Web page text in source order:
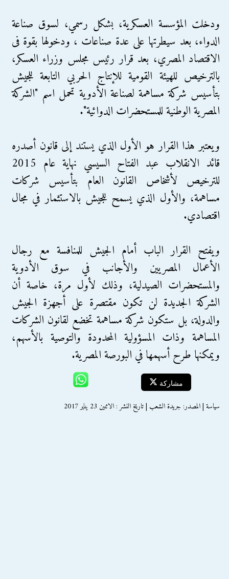
ودخلت المؤسسة العسكرية، بشكل رسمي، لسوق صناعة
الدواء، بعد سيطرتها على عدة صناعات ، ودخولها بقوة فى
الاقتصاد المصري، بعد قرار رئيس مجلس وزراء العسكر،
بالترخيص للهيئة القومية للإنتاج الحربي التابعة للجيش
بتأسيس شركة مساهمة لصناعة الأدوية تحمل اسم "الشركة
المصرية الوطنية للمستحضرات الدوائية".
ويعتبر هذا القرار هو الأول الذي يستند إلى قانون أصدره
قائد الانقلاب عبد الفتاح السيسي نهاية عام 2015
للترخيص لأشخاص القانون العام بتأسيس شركات
مساهمة، والأول الذي يسمح للجيش بالاستثمار في مجال
اقتصادي.
ويفتح القرار الباب أمام الجيش للمنافسة مع رجال
الأعمال المصريين والأجانب في سوق الأدوية
والمستحضرات الصيدلية، وذلك لأول مرة، خاصة أن
الشركة الجديدة لن تكون مقتصرة على أجهزة الجيش
والدولة، بل ستكون شركة مساهمة تخضع لقانون الشركات
المساهمة وذات المسؤولية المحدودة والتوصية بالأسهم،
ويمكنها طرح أسهمها في البورصة المصرية.
مشاركة
سياسة | المصدر: جريدة الشعب | تاريخ النشر : الاثنين 23 يناير 2017